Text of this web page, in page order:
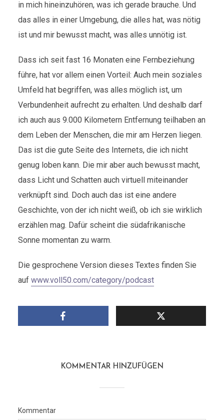
in mich hineinzuhören, was ich gerade brauche. Und
das alles in einer Umgebung, die alles hat, was nötig
ist und mir bewusst macht, was alles unnötig ist.
Dass ich seit fast 16 Monaten eine Fernbeziehung
führe, hat vor allem einen Vorteil: Auch mein soziales
Umfeld hat begriffen, was alles möglich ist, um
Verbundenheit aufrecht zu erhalten. Und deshalb darf
ich auch aus 9.000 Kilometern Entfernung teilhaben an
dem Leben der Menschen, die mir am Herzen liegen.
Das ist die gute Seite des Internets, die ich nicht
genug loben kann. Die mir aber auch bewusst macht,
dass Licht und Schatten auch virtuell miteinander
verknüpft sind. Doch auch das ist eine andere
Geschichte, von der ich nicht weiß, ob ich sie wirklich
erzählen mag. Dafür scheint die südafrikanische
Sonne momentan zu warm.
Die gesprochene Version dieses Textes finden Sie
auf www.voll50.com/category/podcast
KOMMENTAR HINZUFÜGEN
Kommentar